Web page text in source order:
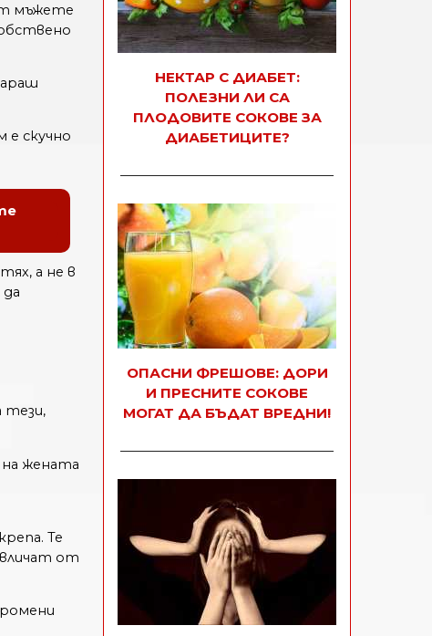
мъжете
е скучно
а не в
тези,
на жената
Те
от
НЕКТАР С ДИАБЕТ:
ПОЛЕЗНИ ЛИ СА
ПЛОДОВИТЕ СОКОВЕ ЗА
ДИАБЕТИЦИТЕ?
ОПАСНИ ФРЕШОВЕ: ДОРИ
И ПРЕСНИТЕ СОКОВЕ
МОГАТ ДА БЪДАТ ВРЕДНИ!